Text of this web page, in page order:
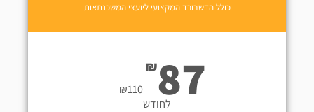
כולל הדשבורד המקצועי ליועצי המשכנתאות
₪110
₪87לחודש